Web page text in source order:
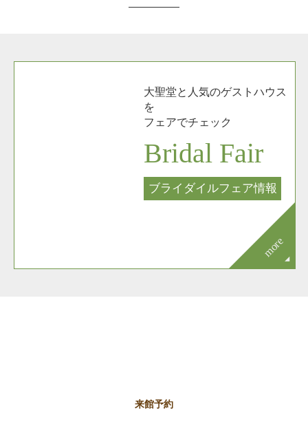
大聖堂と人気のゲストハウス
を
フェアでチェック
Bridal Fair
ブライダイルフェア情報
more
来館予約